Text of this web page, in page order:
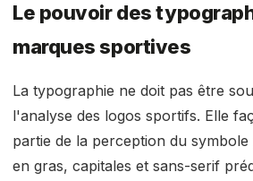
Le pouvoir des
marques sportives
La typographie ne doit pas être
l'analyse des logos sportifs. Elle
partie de la perception du symbole
en gras, capitales et sans-serif